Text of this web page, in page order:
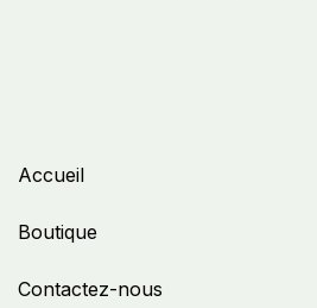
Accueil
Boutique
Contactez-nous